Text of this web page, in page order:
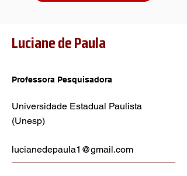
Luciane de Paula
Professora Pesquisadora
Universidade Estadual Paulista
(Unesp)
lucianedepaula1@gmail.com